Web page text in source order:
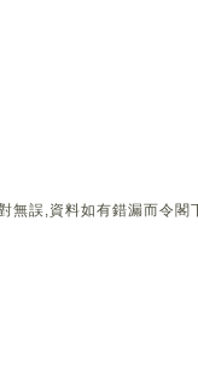
誤,資料如有錯漏而令閣